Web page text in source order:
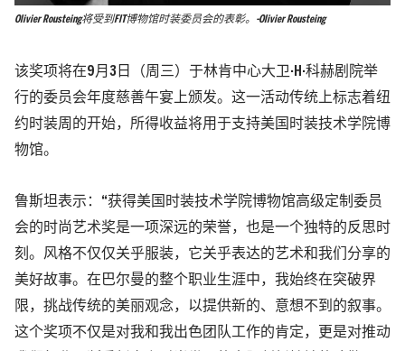
Olivier Rousteing将受到FIT博物馆时装委员会的表彰。-Olivier Rousteing
该奖项将在9月3日（周三）于林肯中心大卫·H·科赫剧院举
行的委员会年度慈善午宴上颁发。这一活动传统上标志着纽
约时装周的开始，所得收益将用于支持美国时装技术学院博
物馆。
鲁斯坦表示：“获得美国时装技术学院博物馆高级定制委员
会的时尚艺术奖是一项深远的荣誉，也是一个独特的反思时
刻。风格不仅仅关乎服装，它关乎表达的艺术和我们分享的
美好故事。在巴尔曼的整个职业生涯中，我始终在突破界
限，挑战传统的美丽观念，以提供新的、意想不到的叙事。
这个奖项不仅是对我和我出色团队工作的肯定，更是对推动